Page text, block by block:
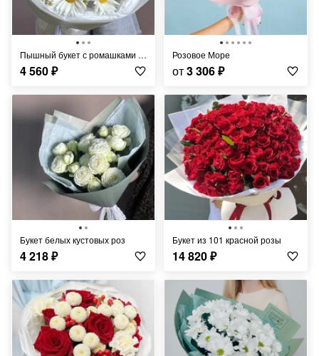
Пышный букет с ромашками и эустомой/лизиантус
4 560₽
Розовое Море
от3 306₽
Букет белых кустовых роз
4 218₽
Букет из 101 красной розы
14 820₽